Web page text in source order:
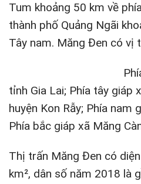
Tum khoảng 50 km về
thành phố Quảng Ngãi
Tây nam. Măng Đen có vị
tỉnh Gia Lai; Phía tây giáp
huyện Kon Rẫy; Phía nam
Phía bắc giáp xã Măng
Thị trấn Măng Đen có
km², dân số năm 2018 là